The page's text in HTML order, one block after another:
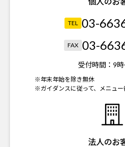
TEL 03-
FAX 03-
受付時間： 9
※年末年始を除き無休
※ガイダンスに従って、メニュー
法人のお